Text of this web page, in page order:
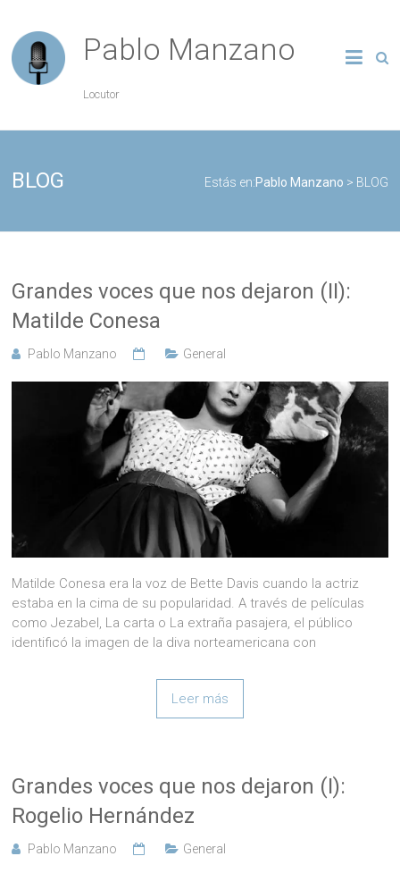
contenido
Pablo Manzano
Locutor
BLOG Estás en:Pablo Manzano > BLOG
Grandes voces que nos dejaron (II):
Matilde Conesa
Pablo Manzano General
Matilde Conesa era la voz de Bette Davis cuando la actriz
estaba en la cima de su popularidad. A través de películas
como Jezabel, La carta o La extraña pasajera, el público
identificó la imagen de la diva norteamericana con
Leer más
Grandes voces que nos dejaron (I):
Rogelio Hernández
Pablo Manzano General